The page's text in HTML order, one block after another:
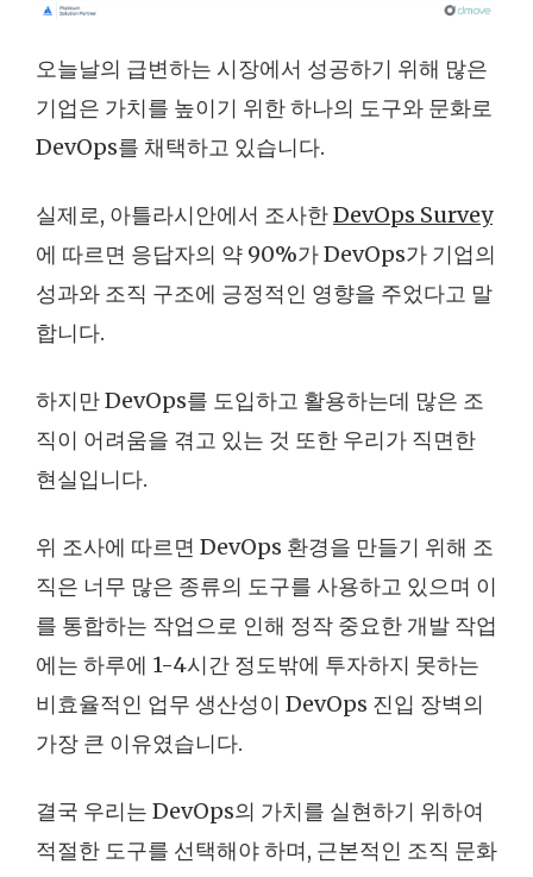
오늘날의 급변하는 시장에서 성공하기 위해 많은
기업은 가치를 높이기 위한 하나의 도구와 문화로
DevOps를 채택하고 있습니다.
실제로, 아틀라시안에서 조사한DevOps Survey
에 따르면 응답자의 약 90%가 DevOps가 기업의
성과와 조직 구조에 긍정적인 영향을 주었다고 말
합니다.
하지만 DevOps를 도입하고 활용하는데 많은 조
직이 어려움을 겪고 있는 것 또한 우리가 직면한
현실입니다.
위 조사에 따르면 DevOps 환경을 만들기 위해 조
직은 너무 많은 종류의 도구를 사용하고 있으며 이
를 통합하는 작업으로 인해 정작 중요한 개발 작업
에는 하루에 1-4시간 정도밖에 투자하지 못하는
비효율적인 업무 생산성이 DevOps 진입 장벽의
가장 큰 이유였습니다.
결국 우리는 DevOps의 가치를 실현하기 위하여
적절한 도구를 선택해야 하며, 근본적인 조직 문화